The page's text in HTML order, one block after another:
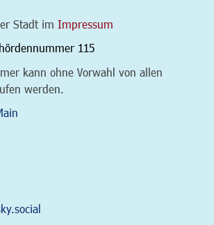
Stadt im Impressum
115
kann ohne Vorwahl von allen
werden.